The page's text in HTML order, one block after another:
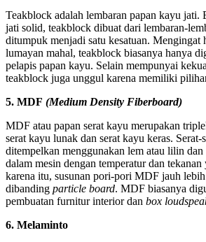
Teakblock adalah lembaran papan kayu jati.
jati solid, teakblock dibuat dari lembaran-
ditumpuk menjadi satu kesatuan. Mengingat
lumayan mahal, teakblock biasanya hanya
pelapis papan kayu. Selain mempunyai
teakblock juga unggul karena memiliki
5. MDF (Medium Density Fiberboard)
MDF atau papan serat kayu merupakan
serat kayu lunak dan serat kayu keras. Serat-
ditempelkan menggunakan lem atau lilin
dalam mesin dengan temperatur dan
karena itu, susunan pori-pori MDF jauh
dibanding particle board. MDF biasanya
pembuatan furnitur interior dan box
6. Melaminto